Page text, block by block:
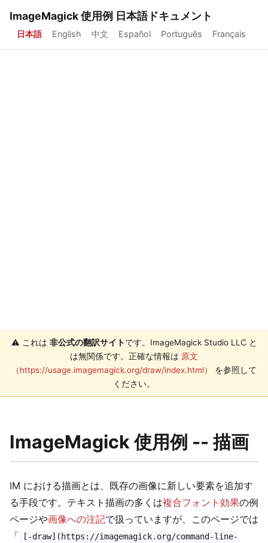
ImageMagick 使用例 日本語ドキュメント
日本語 English 中文 Español Português Français
⚠️ これは 非公式の翻訳サイトです。ImageMagick Studio LLC と
は無関係です。正確な情報は 原文
（https://usage.imagemagick.org/draw/index.html）
を参照して
ください。
ImageMagick 使用例 -- 描画
IM における描画とは、既存の画像に新しい要素を追加す
る手段です。テキスト描画の多くは複合フォント効果の例
ページや画像への注記で扱っていますが、このページでは
「
[-draw](https://imagemagick.org/command-line-